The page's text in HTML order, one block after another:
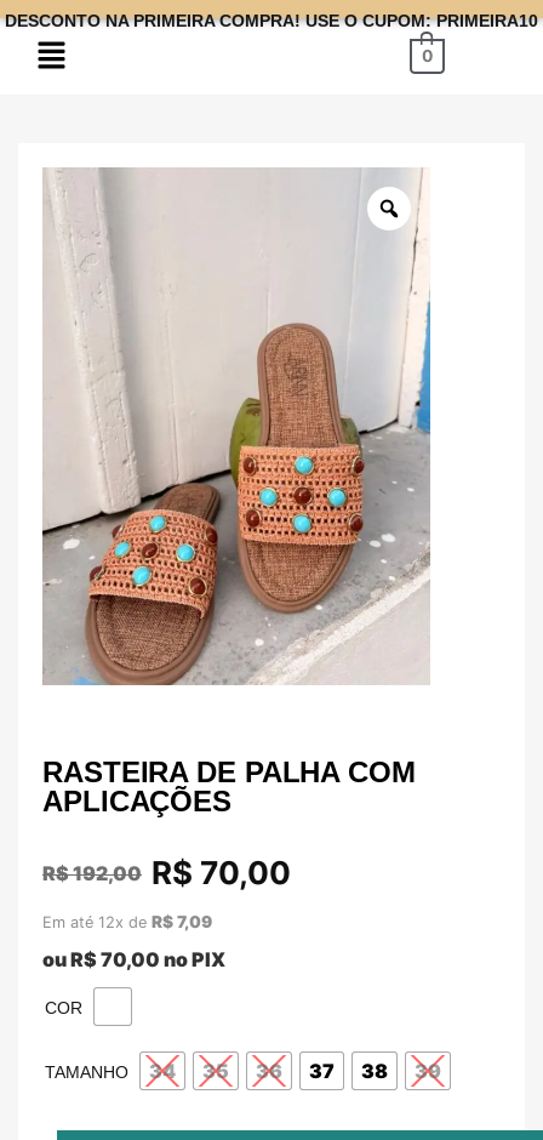
DESCONTO NA PRIMEIRA COMPRA! USE O CUPOM: PRIMEIRA10
0
RASTEIRA DE PALHA COM
APLICAÇÕES
R$192,00 R$ 70,00
Em até 12x de R$7,09
ouR$70,00 no PIX
COR
TAMANHO 34 35 36 37 38 39